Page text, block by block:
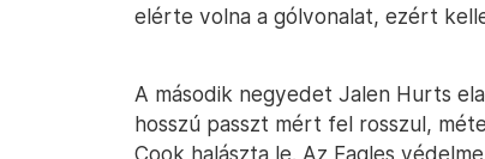
elérte volna a gólvonalat, ezért
A második negyedet Jalen Hurts
hosszú passzt mért fel rosszul,
Cook halászta le. Az Eagles